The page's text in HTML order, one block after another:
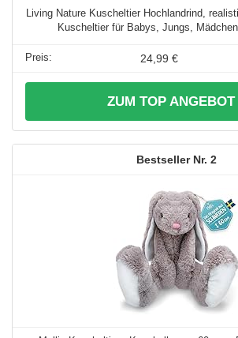
Living Nature Kuscheltier Hochlandrind,
Kuscheltier für Babys, Jungs, Mädchen
24,99 €
ZUM TOP ANGEBOT
2